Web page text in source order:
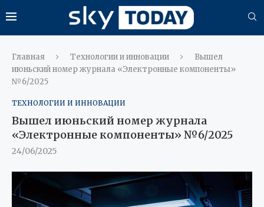
Главная Технологии и инновации
Вышел
июньский номер журнала «Электронные компоненты»
№6/2025
ТЕХНОЛОГИИ И ИННОВАЦИИ
Вышел июньский номер журнала
«Электронные компоненты» №6/2025
24/06/2025